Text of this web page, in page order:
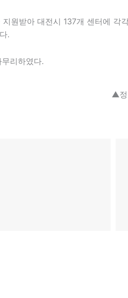
원받아 대전시 137개 센터에
.
리하였다.
▲정